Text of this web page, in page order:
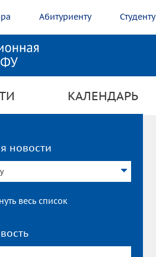
Абитуриенту Студенту
КАЛЕНДАРЬ
новости
весь список